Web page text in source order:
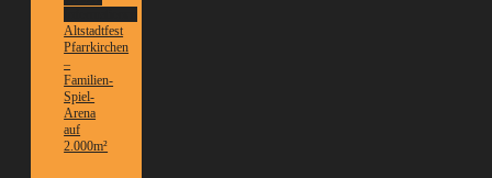
Altstadtfest
Pfarrkirchen
–
Familien-
Spiel-
Arena
auf
2.000m²